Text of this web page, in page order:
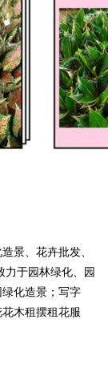
景、花卉批发、
力于园林绿化、园
化造景；写字
木租摆租花服